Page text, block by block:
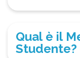
Qual è il
Studente?